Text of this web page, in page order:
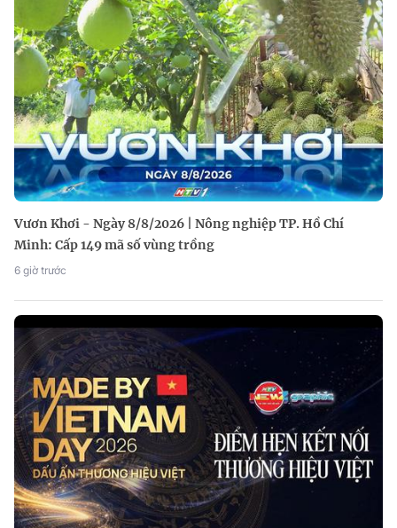
Vươn Khơi - Ngày 8/8/2026 | Nông nghiệp TP. Hồ Chí
Minh: Cấp 149 mã số vùng trồng
6 giờ trước